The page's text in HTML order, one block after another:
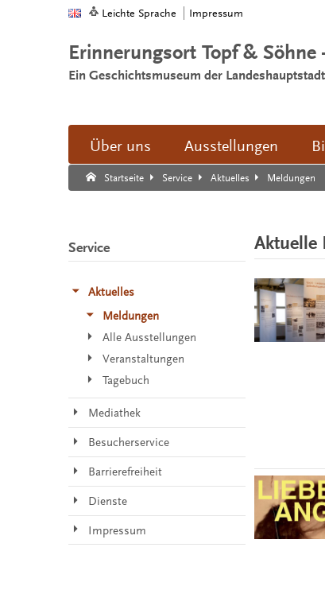
Leichte Sprache Impressum
Erinnerungsort Topf &
Ein Geschichtsmuseum der
Über uns Ausstellungen
Startseite Service Aktuelles Meldungen
Suche:
Suche Ende.
Aktuelle
Service
Aktuelles
Meldungen
Alle Ausstellungen
Veranstaltungen
Tagebuch
Mediathek
Besucherservice
Barrierefreiheit
Dienste
Impressum